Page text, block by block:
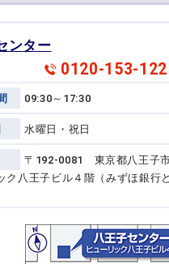
ンター
0120-153-122
09:30～17:30
水曜日・祝日
〒192-0081 東京都八王子
ク八王子ビル４階（みずほ銀行